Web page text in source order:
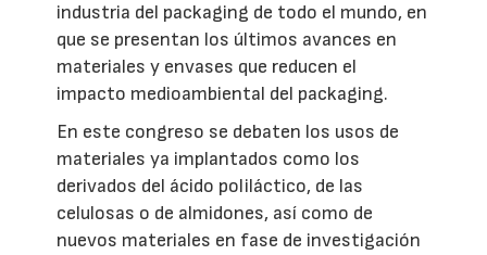
industria del packaging de todo el mundo, en
que se presentan los últimos avances en
materiales y envases que reducen el
impacto medioambiental del packaging.
En este congreso se debaten los usos de
materiales ya implantados como los
derivados del ácido poliláctico, de las
celulosas o de almidones, así como de
nuevos materiales en fase de investigación